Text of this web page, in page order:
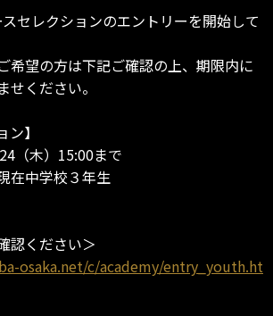
セレクションのエントリーを開始して
希望の方は下記ご確認の上、期限内に
せください。
ン】
（木）15:00まで
在中学校３年生
認ください＞
osaka.net/c/academy/entry_youth.ht